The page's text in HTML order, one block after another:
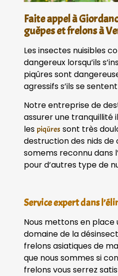
Faite appel à
guêpes et frelons à
Les insectes nuisibles
dangereux lorsqu’ils
piqûres sont
agressifs s’ils se
Notre entreprise de
assurer une tranquillité
les piqûres sont très
destruction des nids de
somems reconnu dans
pour d’autres type de
Service expert dans
Nous mettons en
domaine de la
frelons asiatiques de
que nous sommes si
frelons vous serrez